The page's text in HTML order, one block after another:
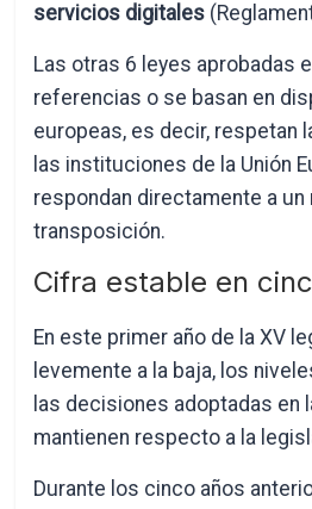
servicios digitales
Las otras 6 leyes aprobadas
referencias o se basan en
europeas, es decir, respetan
las instituciones de la Unión
respondan directamente a un
transposición.
Cifra estable en
En este primer año de la XV
levemente a la baja, los
las decisiones adoptadas en
mantienen respecto a la
Durante los cinco años